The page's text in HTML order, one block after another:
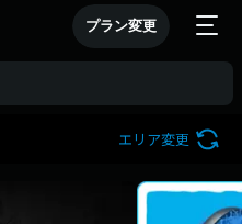
プラン変更
エリア変更